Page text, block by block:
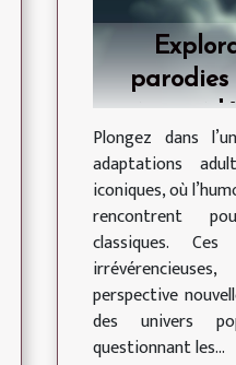
parodies
jeux
Plongez dans
adaptations
iconiques, où
rencontrent
classiques.
perspective
des univers
questionnant les...